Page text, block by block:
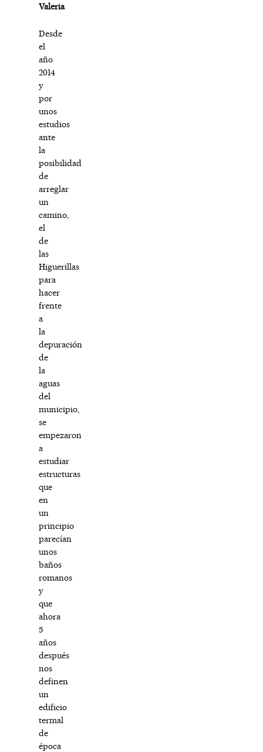
Valeria
Desde
el
año
2014
y
por
unos
estudios
ante
la
posibilidad
de
arreglar
un
camino,
el
de
las
Higuerillas
para
hacer
frente
a
la
depuración
de
la
aguas
del
municipio,
se
empezaron
a
estudiar
estructuras
que
en
un
principio
parecían
unos
baños
romanos
y
que
ahora
5
años
después
nos
definen
un
edificio
termal
de
época